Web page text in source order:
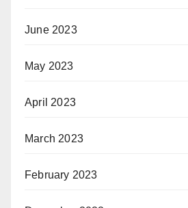
June 2023
May 2023
April 2023
March 2023
February 2023